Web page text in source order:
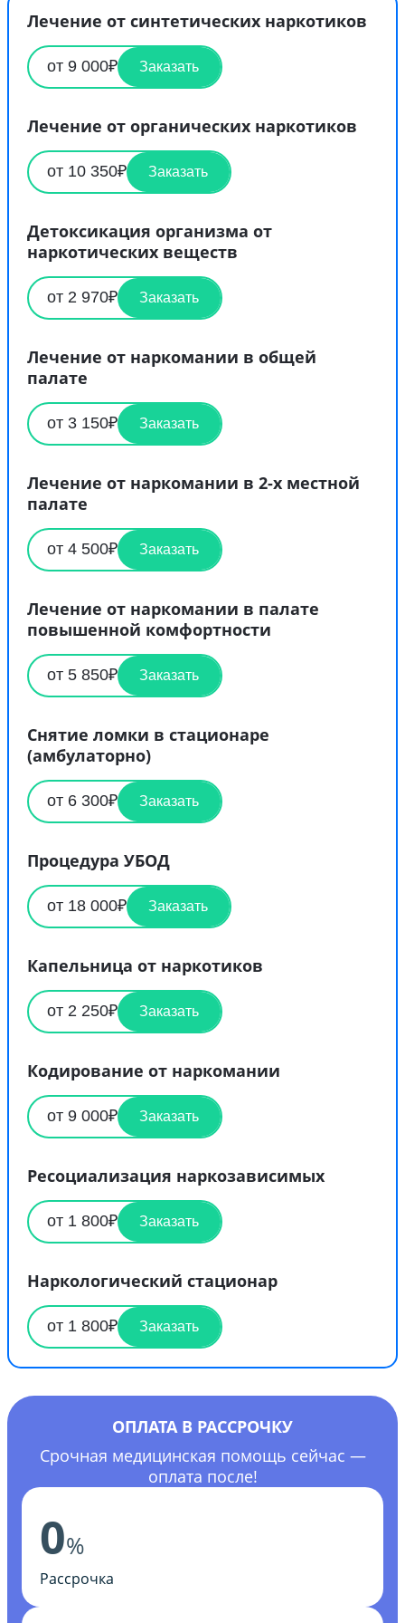
Лечение от синтетических наркотиков
от 9 000₽ Заказать
Лечение от органических наркотиков
от 10 350₽ Заказать
Детоксикация организма от
наркотических веществ
от 2 970₽ Заказать
Лечение от наркомании в общей
палате
от 3 150₽ Заказать
Лечение от наркомании в 2-х местной
палате
от 4 500₽ Заказать
Лечение от наркомании в палате
повышенной комфортности
от 5 850₽ Заказать
Снятие ломки в стационаре
(амбулаторно)
от 6 300₽ Заказать
Процедура УБОД
от 18 000₽ Заказать
Капельница от наркотиков
от 2 250₽ Заказать
Кодирование от наркомании
от 9 000₽ Заказать
Ресоциализация наркозависимых
от 1 800₽ Заказать
Наркологический стационар
от 1 800₽ Заказать
ОПЛАТА В РАССРОЧКУ
Срочная медицинская помощь сейчас —
оплата после!
0%
Рассрочка